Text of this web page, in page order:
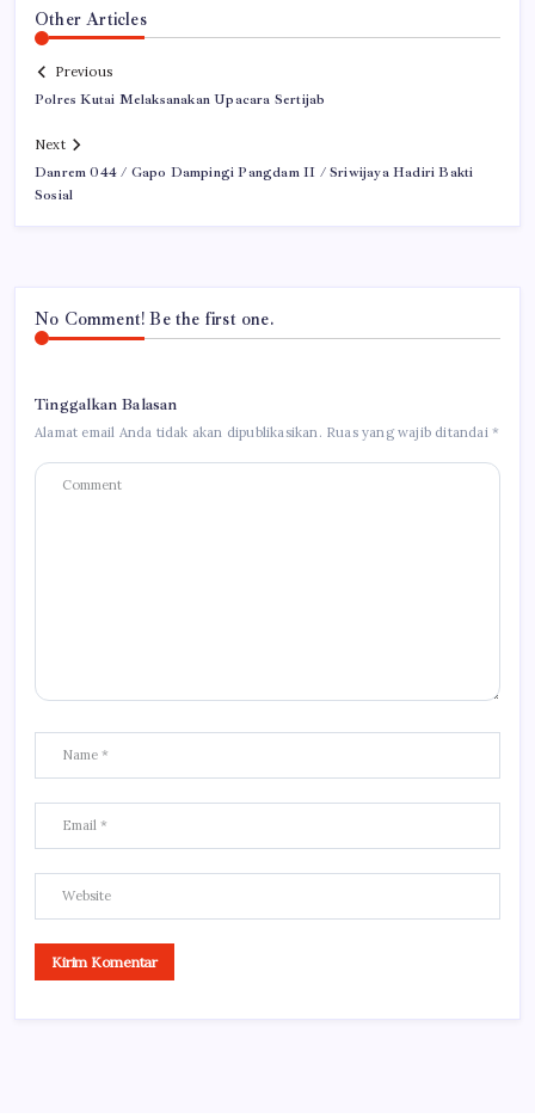
Other Articles
Previous
Polres Kutai Melaksanakan Upacara Sertijab
Next
Danrem 044 / Gapo Dampingi Pangdam II / Sriwijaya Hadiri Bakti
Sosial
No Comment! Be the first one.
Tinggalkan Balasan
Alamat email Anda tidak akan dipublikasikan. Ruas yang wajib ditandai*